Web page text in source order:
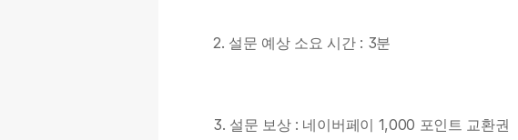
2. 설문 예상 소요 시간 : 3분
3. 설문 보상 : 네이버페이 1,000 포인트 교환권